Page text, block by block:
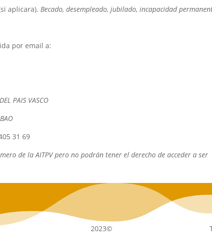
aplicara).Becado, desempleado, jubilado, incapacidad
por email a:
PAIS VASCO
31 69
de la AITPV pero no podrán tener el derecho de acceder a ser
2023©